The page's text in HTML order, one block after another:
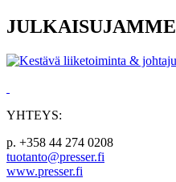
JULKAISUJAMME
YHTEYS:
p. +358 44 274 0208
tuotanto@presser.fi
www.presser.fi